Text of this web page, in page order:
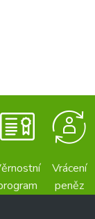
Vrácení
peněz